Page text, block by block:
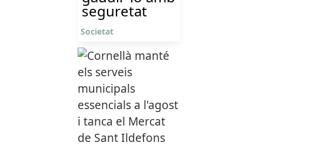
seguretat
Societat